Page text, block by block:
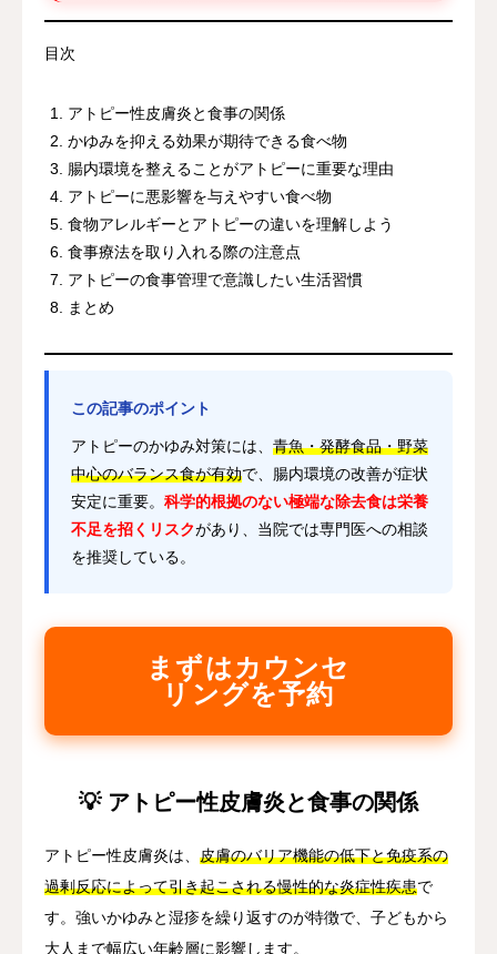
目次
アトピー性皮膚炎と食事の関係
かゆみを抑える効果が期待できる食べ物
腸内環境を整えることがアトピーに重要な理由
アトピーに悪影響を与えやすい食べ物
食物アレルギーとアトピーの違いを理解しよう
食事療法を取り入れる際の注意点
アトピーの食事管理で意識したい生活習慣
まとめ
この記事のポイント
アトピーのかゆみ対策には、 青魚・発酵食品・野菜
中心のバランス食が有効で、腸内環境の改善が症状
安定に重要。 科学的根拠のない極端な除去食は栄養
不足を招くリスクがあり、当院では専門医への相談
を推奨している。
まずはカウンセ
リングを予約
💡 アトピー性皮膚炎と食事の関係
アトピー性皮膚炎は、 皮膚のバリア機能の低下と免疫系の
過剰反応によって引き起こされる慢性的な炎症性疾患で
す。強いかゆみと湿疹を繰り返すのが特徴で、子どもから
大人まで幅広い年齢層に影響します。